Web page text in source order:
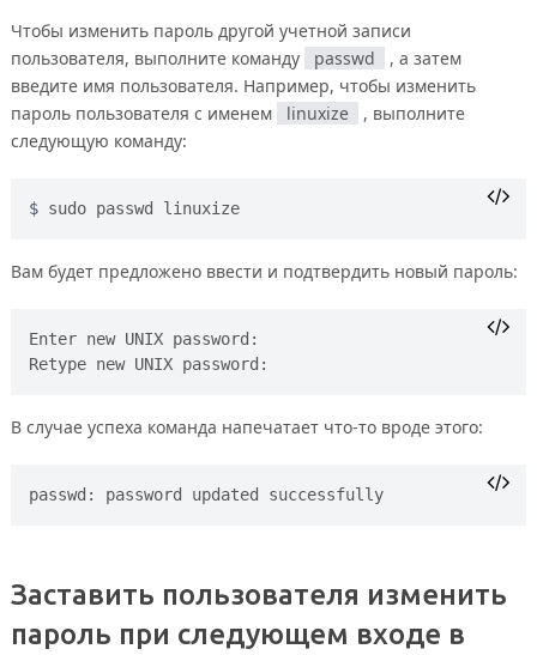
Чтобы изменить пароль другой учетной записи
пользователя, выполните команду
passwd
, а затем
введите имя пользователя. Например, чтобы изменить
пароль пользователя с именем
linuxize
, выполните
следующую команду:
sudo passwd linuxize
Вам будет предложено ввести и подтвердить новый пароль:
Enter new UNIX password:
В случае успеха команда напечатает что-то вроде этого:
passwd: password updated successfully
Заставить пользователя изменить
пароль при следующем входе в